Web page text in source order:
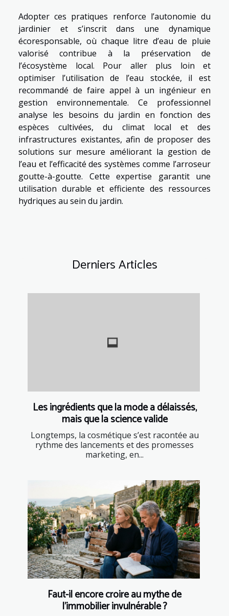
Adopter ces pratiques renforce l’autonomie du
jardinier et s’inscrit dans une dynamique
écoresponsable, où chaque litre d’eau de pluie
valorisé contribue à la préservation de
l’écosystème local. Pour aller plus loin et
optimiser l’utilisation de l’eau stockée, il est
recommandé de faire appel à un ingénieur en
gestion environnementale. Ce professionnel
analyse les besoins du jardin en fonction des
espèces cultivées, du climat local et des
infrastructures existantes, afin de proposer des
solutions sur mesure améliorant la gestion de
l’eau et l’efficacité des systèmes comme l’arroseur
goutte-à-goutte. Cette expertise garantit une
utilisation durable et efficiente des ressources
hydriques au sein du jardin.
Derniers Articles
Les ingrédients que la mode a délaissés,
mais que la science valide
Longtemps, la cosmétique s’est racontée au
rythme des lancements et des promesses
marketing, en...
Faut-il encore croire au mythe de
l’immobilier invulnérable ?